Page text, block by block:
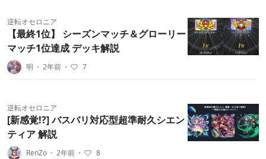
逆転オセロニア
【最終1位】 シーズンマッチ＆グローリー
マッチ1位達成 デッキ解説
明 ・ 2年前 ・ 7
逆転オセロニア
[新感覚!?] バスバリ対応型超準耐久シエン
ティア 解説
RenZo ・ 2年前 ・ 8